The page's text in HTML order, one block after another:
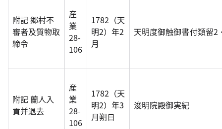
附記 郷村不
審者及質物取
締令
産
業
28-
106
1782（天
明2）年2
月
天明度御触御書付類留
附記 蘭人入
貢并退去
産
業
28-
106
1782（天
明2）年3
月朔日
浚明院殿御実紀